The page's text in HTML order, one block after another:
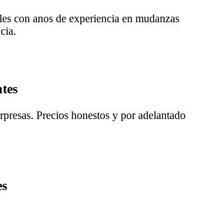
con anos de experiencia en mudanzas
Precios honestos y por adelantado